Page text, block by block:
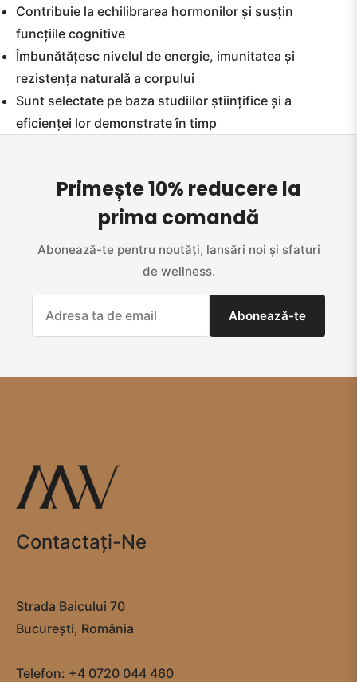
Contribuie la echilibrarea hormonilor și susțin
funcțiile cognitive
Îmbunătățesc nivelul de energie, imunitatea și
rezistența naturală a corpului
Sunt selectate pe baza studiilor științifice și a
eficienței lor demonstrate în timp
Primește 10% reducere la
prima comandă
Abonează-te pentru noutăți, lansări noi și sfaturi
de wellness.
Abonează-te
Contactaţi-Ne
Strada Baicului 70
București, România
Telefon: +4 0720 044 460